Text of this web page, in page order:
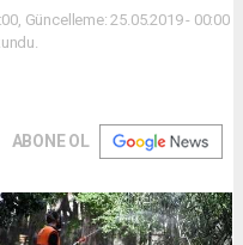
Güncelleme: 25.05.2019 - 00:00
ABONE OL